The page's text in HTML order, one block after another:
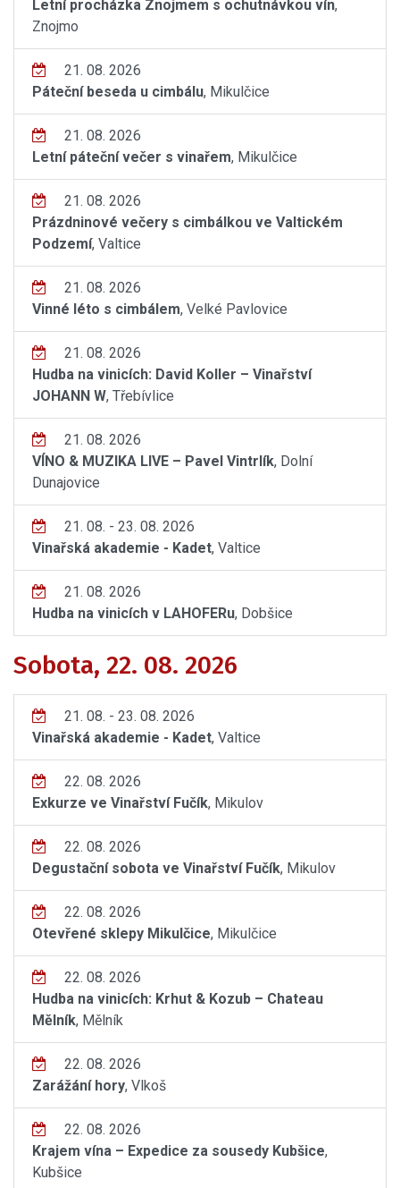
Letní procházka Znojmem s ochutnávkou vín,
Znojmo
21. 08. 2026
Páteční beseda u cimbálu, Mikulčice
21. 08. 2026
Letní páteční večer s vinařem, Mikulčice
21. 08. 2026
Prázdninové večery s cimbálkou ve Valtickém
Podzemí, Valtice
21. 08. 2026
Vinné léto s cimbálem, Velké Pavlovice
21. 08. 2026
Hudba na vinicích: David Koller – Vinařství
JOHANN W, Třebívlice
21. 08. 2026
VÍNO & MUZIKA LIVE – Pavel Vintrlík, Dolní
Dunajovice
21. 08. - 23. 08. 2026
Vinařská akademie - Kadet, Valtice
21. 08. 2026
Hudba na vinicích v LAHOFERu, Dobšice
Sobota, 22. 08. 2026
21. 08. - 23. 08. 2026
Vinařská akademie - Kadet, Valtice
22. 08. 2026
Exkurze ve Vinařství Fučík, Mikulov
22. 08. 2026
Degustační sobota ve Vinařství Fučík, Mikulov
22. 08. 2026
Otevřené sklepy Mikulčice, Mikulčice
22. 08. 2026
Hudba na vinicích: Krhut & Kozub – Chateau
Mělník, Mělník
22. 08. 2026
Zarážání hory, Vlkoš
22. 08. 2026
Krajem vína – Expedice za sousedy Kubšice,
Kubšice